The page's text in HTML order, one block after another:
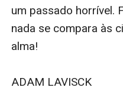
um passado horrível.
nada se compara às
alma!
ADAM LAVISCK